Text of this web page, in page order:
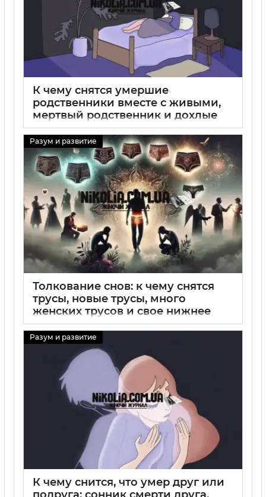
К чему снятся умершие
родственники вместе с живыми,
мертвый родственник и дохлые
во сне
29 08 2025
Разум и развитие
Толкование снов: к чему снятся
трусы, новые трусы, много
женских трусов и свое нижнее
белье по соннику
29 08 2025
Разум и развитие
К чему снится, что умер друг или